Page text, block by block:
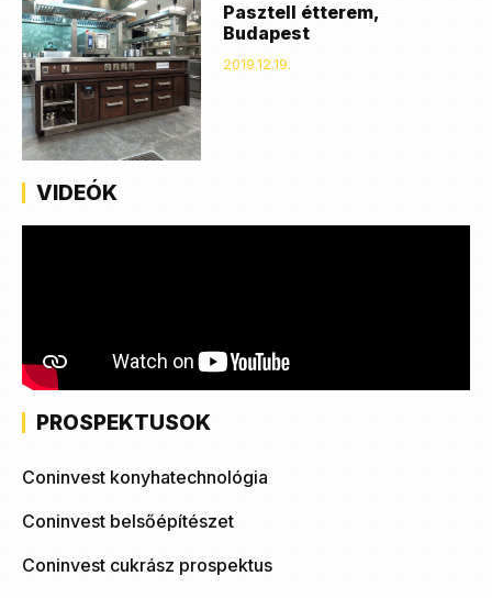
Pasztell étterem,
Budapest
2019.12.19.
VIDEÓK
PROSPEKTUSOK
Coninvest konyhatechnológia
Coninvest belsőépítészet
Coninvest cukrász prospektus